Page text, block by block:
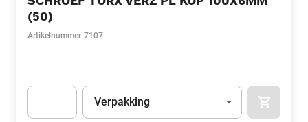
(50)
Artikelnummer 7107
Eenheid
Verpakking